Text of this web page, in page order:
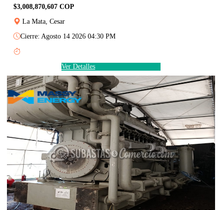
$3,008,870,607 COP
La Mata, Cesar
Cierre: Agosto 14 2026 04:30 PM
Ver Detalles